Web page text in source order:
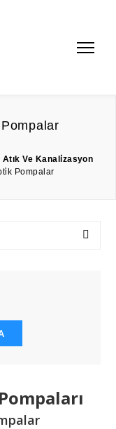
Atık Ve Kanali̇zasyon
Pompalar